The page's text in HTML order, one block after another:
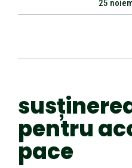
25
pentru
pace